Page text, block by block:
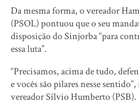
Da mesma forma, o vereador
(PSOL) pontuou que o seu
disposição do Sinjorba “para
essa luta”.
“Precisamos, acima de tudo,
e vocês são pilares nesse
vereador Sílvio Humberto (PSB).